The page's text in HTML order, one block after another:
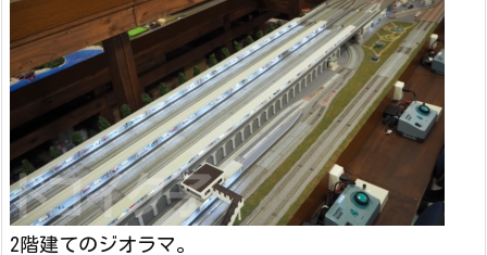
2階建てのジオラマ。